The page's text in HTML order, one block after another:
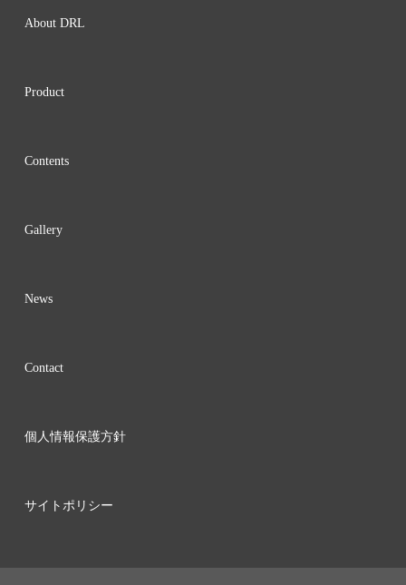
About DRL
Product
Contents
Gallery
News
Contact
個人情報保護方針
サイトポリシー